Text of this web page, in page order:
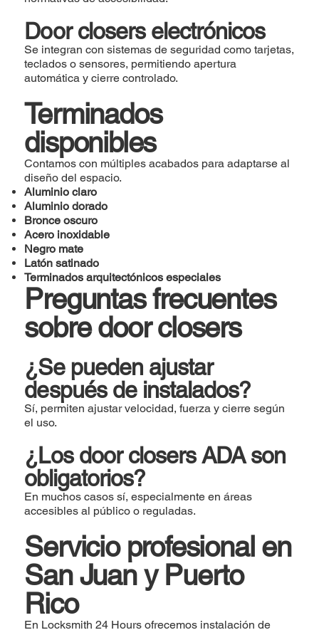
Door closers electrónicos
Se integran con sistemas de seguridad como tarjetas,
teclados o sensores, permitiendo apertura
automática y cierre controlado.
Terminados
disponibles
Contamos con múltiples acabados para adaptarse al
diseño del espacio.
Aluminio claro
Aluminio dorado
Bronce oscuro
Acero inoxidable
Negro mate
Latón satinado
Terminados arquitectónicos especiales
Preguntas frecuentes
sobre door closers
¿Se pueden ajustar
después de instalados?
Sí, permiten ajustar velocidad, fuerza y cierre según
el uso.
¿Los door closers ADA son
obligatorios?
En muchos casos sí, especialmente en áreas
accesibles al público o reguladas.
Servicio profesional en
San Juan y Puerto
Rico
En Locksmith 24 Hours ofrecemos instalación de